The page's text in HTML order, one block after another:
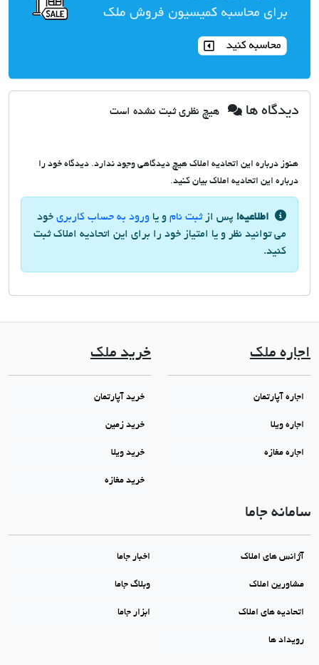
دیدگاه ها هیچ نظری ثبت نشده است
هنوز درباره این اتحادیه املاک هیچ دیدگاهی وجود ندارد. دیدگاه خود را
درباره این اتحادیه املاک بیان کنید.
اطلاعیه! پس ازثبت نام و یا ورود به حساب کاربری خود
می توانید نظر و یا امتیاز خود را برای این اتحادیه املاک ثبت
کنید.
اجاره ملک
اجاره آپارتمان
اجاره ویلا
اجاره مغازه
خرید ملک
خرید آپارتمان
خرید زمین
خرید ویلا
خرید مغازه
سامانه جاما
آژانس های املاک اخبار جاما
مشاورین املاک وبلاگ جاما
اتحادیه های املاک ابزار جاما
رویداد ها